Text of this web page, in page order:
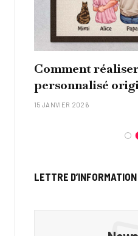
Comment
personnalisé
famille ?
15 JANVIER 2026
LETTRE D’INFORMATION